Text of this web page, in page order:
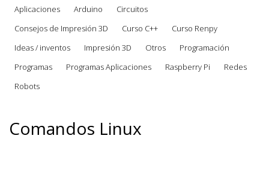
Aplicaciones Arduino
Circuitos
Consejos de Impresión 3D
Curso C++
Curso Renpy
Ideas / inventos
Impresión 3D Otros
Programación
Programas
Programas Aplicaciones Raspberry Pi
Redes
Robots
Comandos Linux